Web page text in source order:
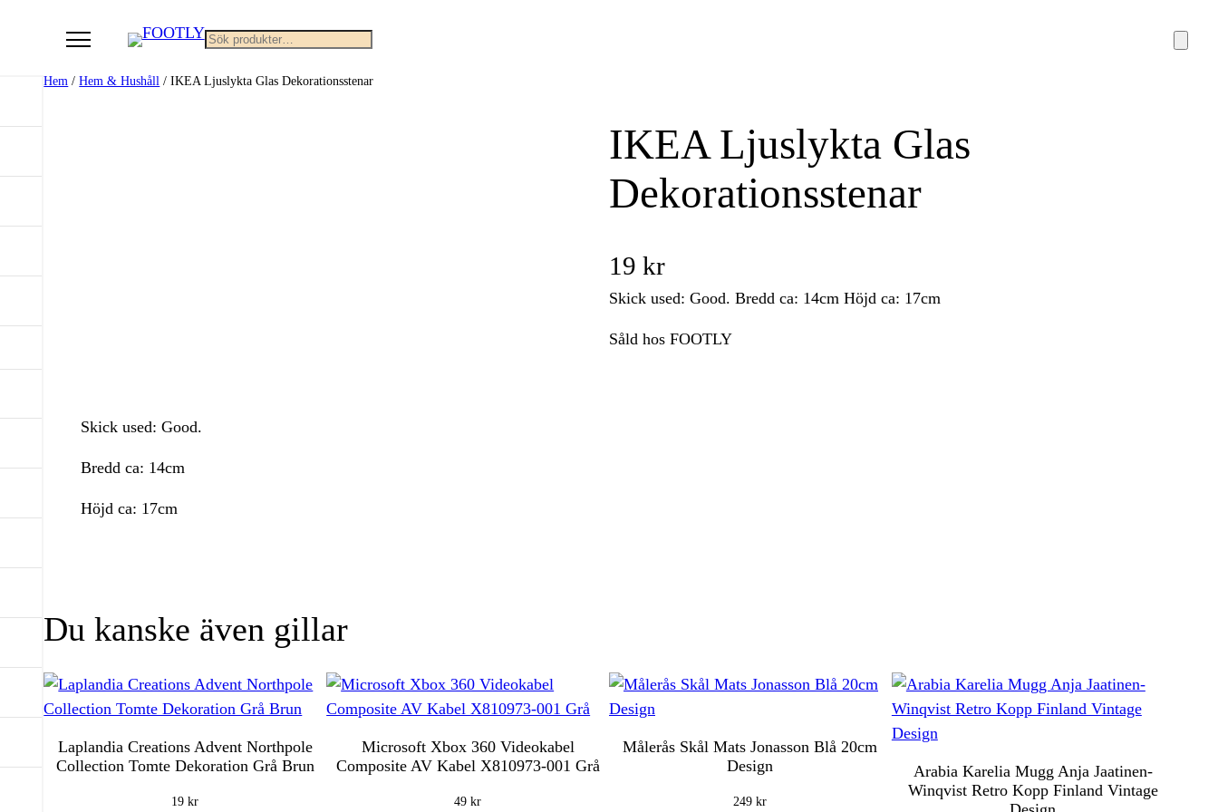
Sök
Hem /Hem & Hushåll / IKEA Ljuslykta Glas Dekorationsstenar
IKEA Ljuslykta Glas
Dekorationsstenar
19 kr
Skick used: Good. Bredd ca: 14cm Höjd ca: 17cm
Såld hos FOOTLY
Skick used: Good.
Bredd ca: 14cm
Höjd ca: 17cm
Du kanske även gillar
Laplandia Creations Advent Northpole
Collection Tomte Dekoration Grå Brun
19kr
Microsoft Xbox 360 Videokabel
Composite AV Kabel X810973-001 Grå
49kr
Målerås Skål Mats Jonasson Blå 20cm
Design
249kr
Arabia Karelia Mugg Anja Jaatinen-
Winqvist Retro Kopp Finland Vintage